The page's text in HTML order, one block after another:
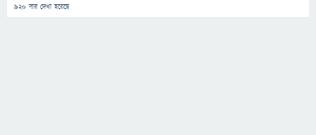
920 বার দেখা হয়েছে